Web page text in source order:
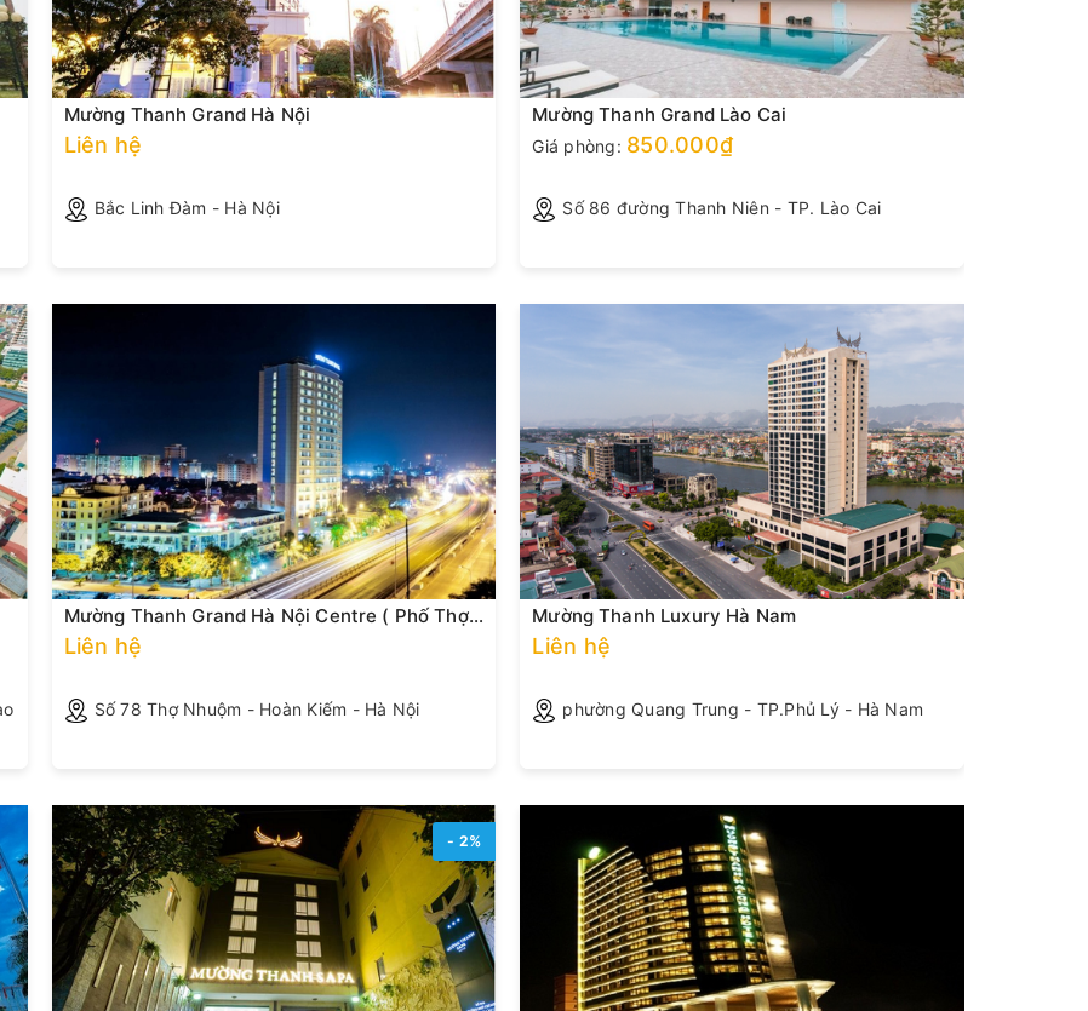
Mường Thanh Grand Hà Nội
Liên hệ
Bắc Linh Đàm - Hà Nội
Mường Thanh Grand Hà Nội Centre ( Phố Thợ
Nhuộm)
Liên hệ
Số 78 Thợ Nhuộm - Hoàn Kiếm - Hà Nội
- 2%
Mường Thanh Grand Lào Cai
Giá phòng: 850.000₫
Số 86 đường Thanh Niên - TP. Lào Cai
Mường Thanh Luxury Hà Nam
Liên hệ
phường Quang Trung - TP.Phủ Lý - Hà Nam